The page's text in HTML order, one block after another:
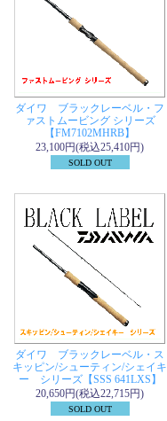
ダイワ ブラックレーベル・フ
ァストムービング シリーズ
【FM7102MHRB】
23,100円(税込25,410円)
SOLD OUT
ダイワ ブラックレーベル・ス
キッピン/シューティン/シェイキ
ー シリーズ【SSS 641LXS】
20,650円(税込22,715円)
SOLD OUT